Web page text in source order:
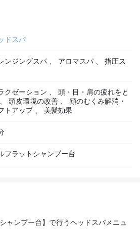
ドスパ
ンジングスパ 、 アロマスパ 、
指圧ス
クゼーション 、
頭・目・肩の疲れをと
、 頭皮環境の改善 、
顔のむくみ解消・
トアップ 、 美髪効果
フラットシャンプー台
ャンプー台】で行うヘッドスパメニュ